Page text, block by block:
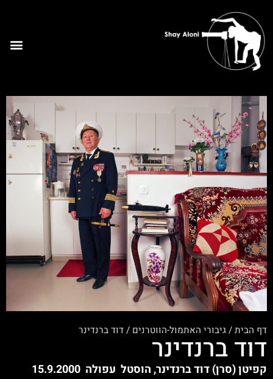
דף הבית/גיבורי האתמול-הווטרנים /דוד ברנדינר
דוד ברנדינר
קפיטן (סרן) דוד ברנדינר, הוסטל עפולה 15.9.2000